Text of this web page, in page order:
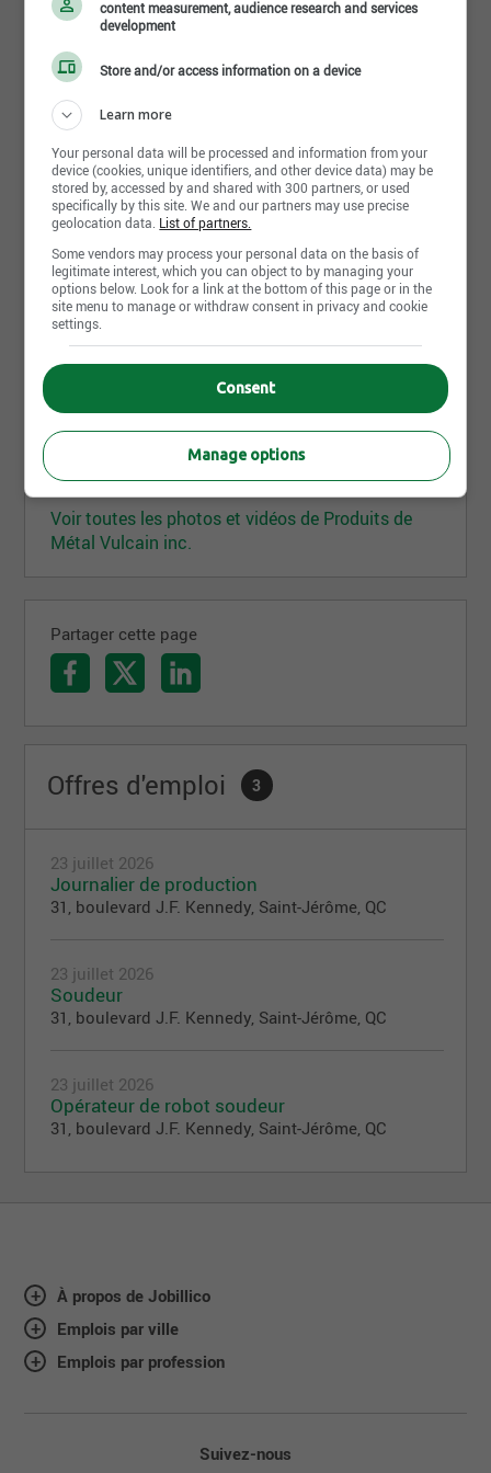
industries du transport lourd (classe 7 et 8) et
transport en commun, des véhicules spéciaux,
récréatifs et des équipements industriels.
Dans la transformation du métal en feuille sur devis,
ses opérations évoluent dans le découpage,
l’emboutissage, le poinçonnage, le pliage et
l’assemblage par soudage ou autre. L’entreprise qui
fête ses 60 ans cette année, emploie plus de 170
personnes et est située dans le parc industriel de
Saint-Jérôme.
Nous sommes en pleine expansion, jogniez-vous à
notre équipe !
Lire la suite
Photos et vidéos
Voir toutes les photos et vidéos de Produits de
Métal Vulcain inc.
Partager cette page
Offres d'emploi 3
23 juillet 2026
Journalier de production
31, boulevard J.F. Kennedy, Saint-Jérôme, QC
23 juillet 2026
Soudeur
31, boulevard J.F. Kennedy, Saint-Jérôme, QC
23 juillet 2026
Opérateur de robot soudeur
31, boulevard J.F. Kennedy, Saint-Jérôme, QC
À propos de Jobillico
Emplois par ville
Emplois par profession
Suivez-nous
content measurement, audience research and services
development
Store and/or access information on a device
Learn more
Your personal data will be processed and information from your
device (cookies, unique identifiers, and other device data) may be
stored by, accessed by and shared with 300 partners, or used
specifically by this site. We and our partners may use precise
geolocation data. List of partners.
Some vendors may process your personal data on the basis of
legitimate interest, which you can object to by managing your
options below. Look for a link at the bottom of this page or in the
site menu to manage or withdraw consent in privacy and cookie
settings.
Consent
Manage options